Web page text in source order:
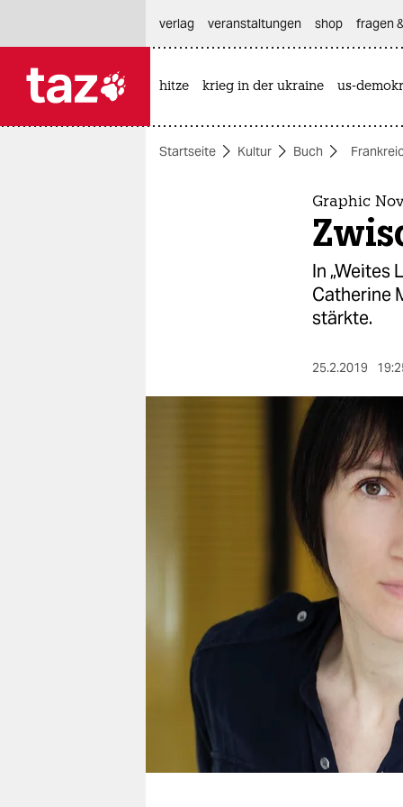
themen
shop
fragen & hilfe
unterstützen
genossenschaft
verlag
veranstaltungen shop fragen
hitze krieg in der ukraine us-
Startseite Kultur Buch
Graphic
In „Weites
Catherine
stärkte.
25.2.2019